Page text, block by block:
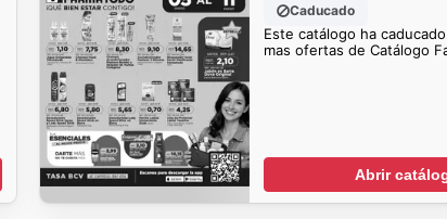
Caducado
Este catálogo ha
mas ofertas de Catálogo
Abrir